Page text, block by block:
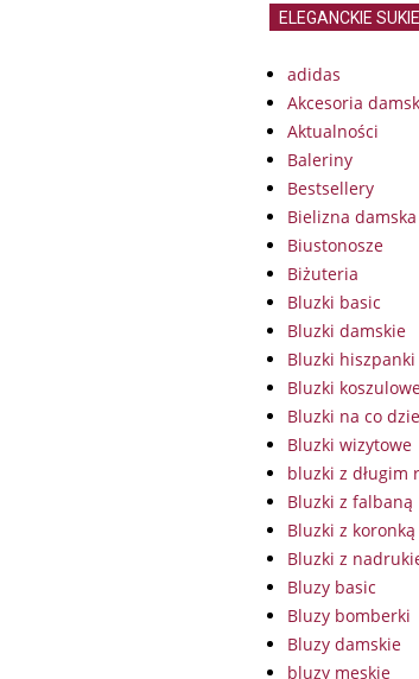
ELEGANCKIE
adidas
Akcesoria
Aktualności
Baleriny
Bestsellery
Bielizna damska
Biustonosze
Biżuteria
Bluzki basic
Bluzki damskie
Bluzki hiszpanki
Bluzki
Bluzki na co
Bluzki wizytowe
bluzki z długim
Bluzki z falbaną
Bluzki z koronką
Bluzki z
Bluzy basic
Bluzy bomberki
Bluzy damskie
bluzy męskie